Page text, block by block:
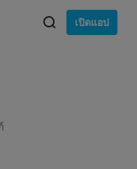
เปิดแอป